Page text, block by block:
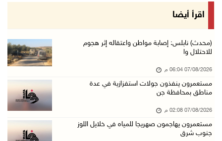
أمين عام الجامعة العربية يحذر من نهج إسرائيل ...
مستعمرون يهاجمون صهريجا للمياه في خلايل اللوز ...
مستعمرون يهاجمون مجددا تجمع الكعابنة شرق الطي ...
07/آب/2026 12:08 م
أسعار النفط تواصل الصعود وسط مخاوف بشأن مستقب ...
الذهب يتجه لأفضل أداء أسبوعي منذ كانون الثاني
اقرأ أيضا
(محدث) نابلس: إصابة مواطن واعتقاله إثر هجوم
للاحتلال وا
07/08/2026 06:04 م
مستعمرون ينفذون جولات استفزازية في عدة
مناطق بمحافظة جن
07/08/2026 02:08 م
مستعمرون يهاجمون صهريجا للمياه في خلايل اللوز
جنوب شرق